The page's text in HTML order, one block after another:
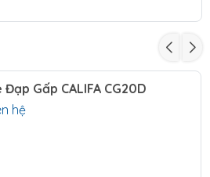
ngoài ra Smile còn có các điểm
mãi tặng kèm Phụ kiện hấp
trên Toàn Quốc, cam kết
kiệm thời gian và nhận xe
Đạp Gấp CALIFA CG20D
hệ